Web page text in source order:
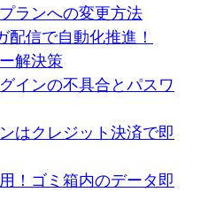
ランへの変更方法
信で自動化推進！
解決策
インの不具合とパスワ
はクレジット決済で即
！ゴミ箱内のデータ即